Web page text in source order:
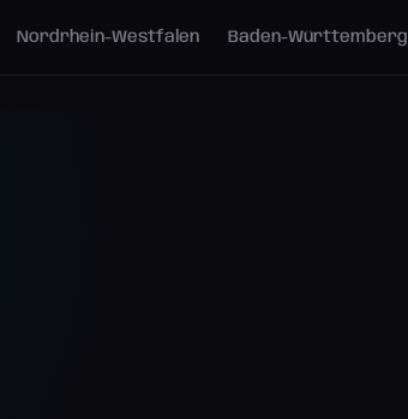
Nordrhein-Westfalen Baden-Württemberg